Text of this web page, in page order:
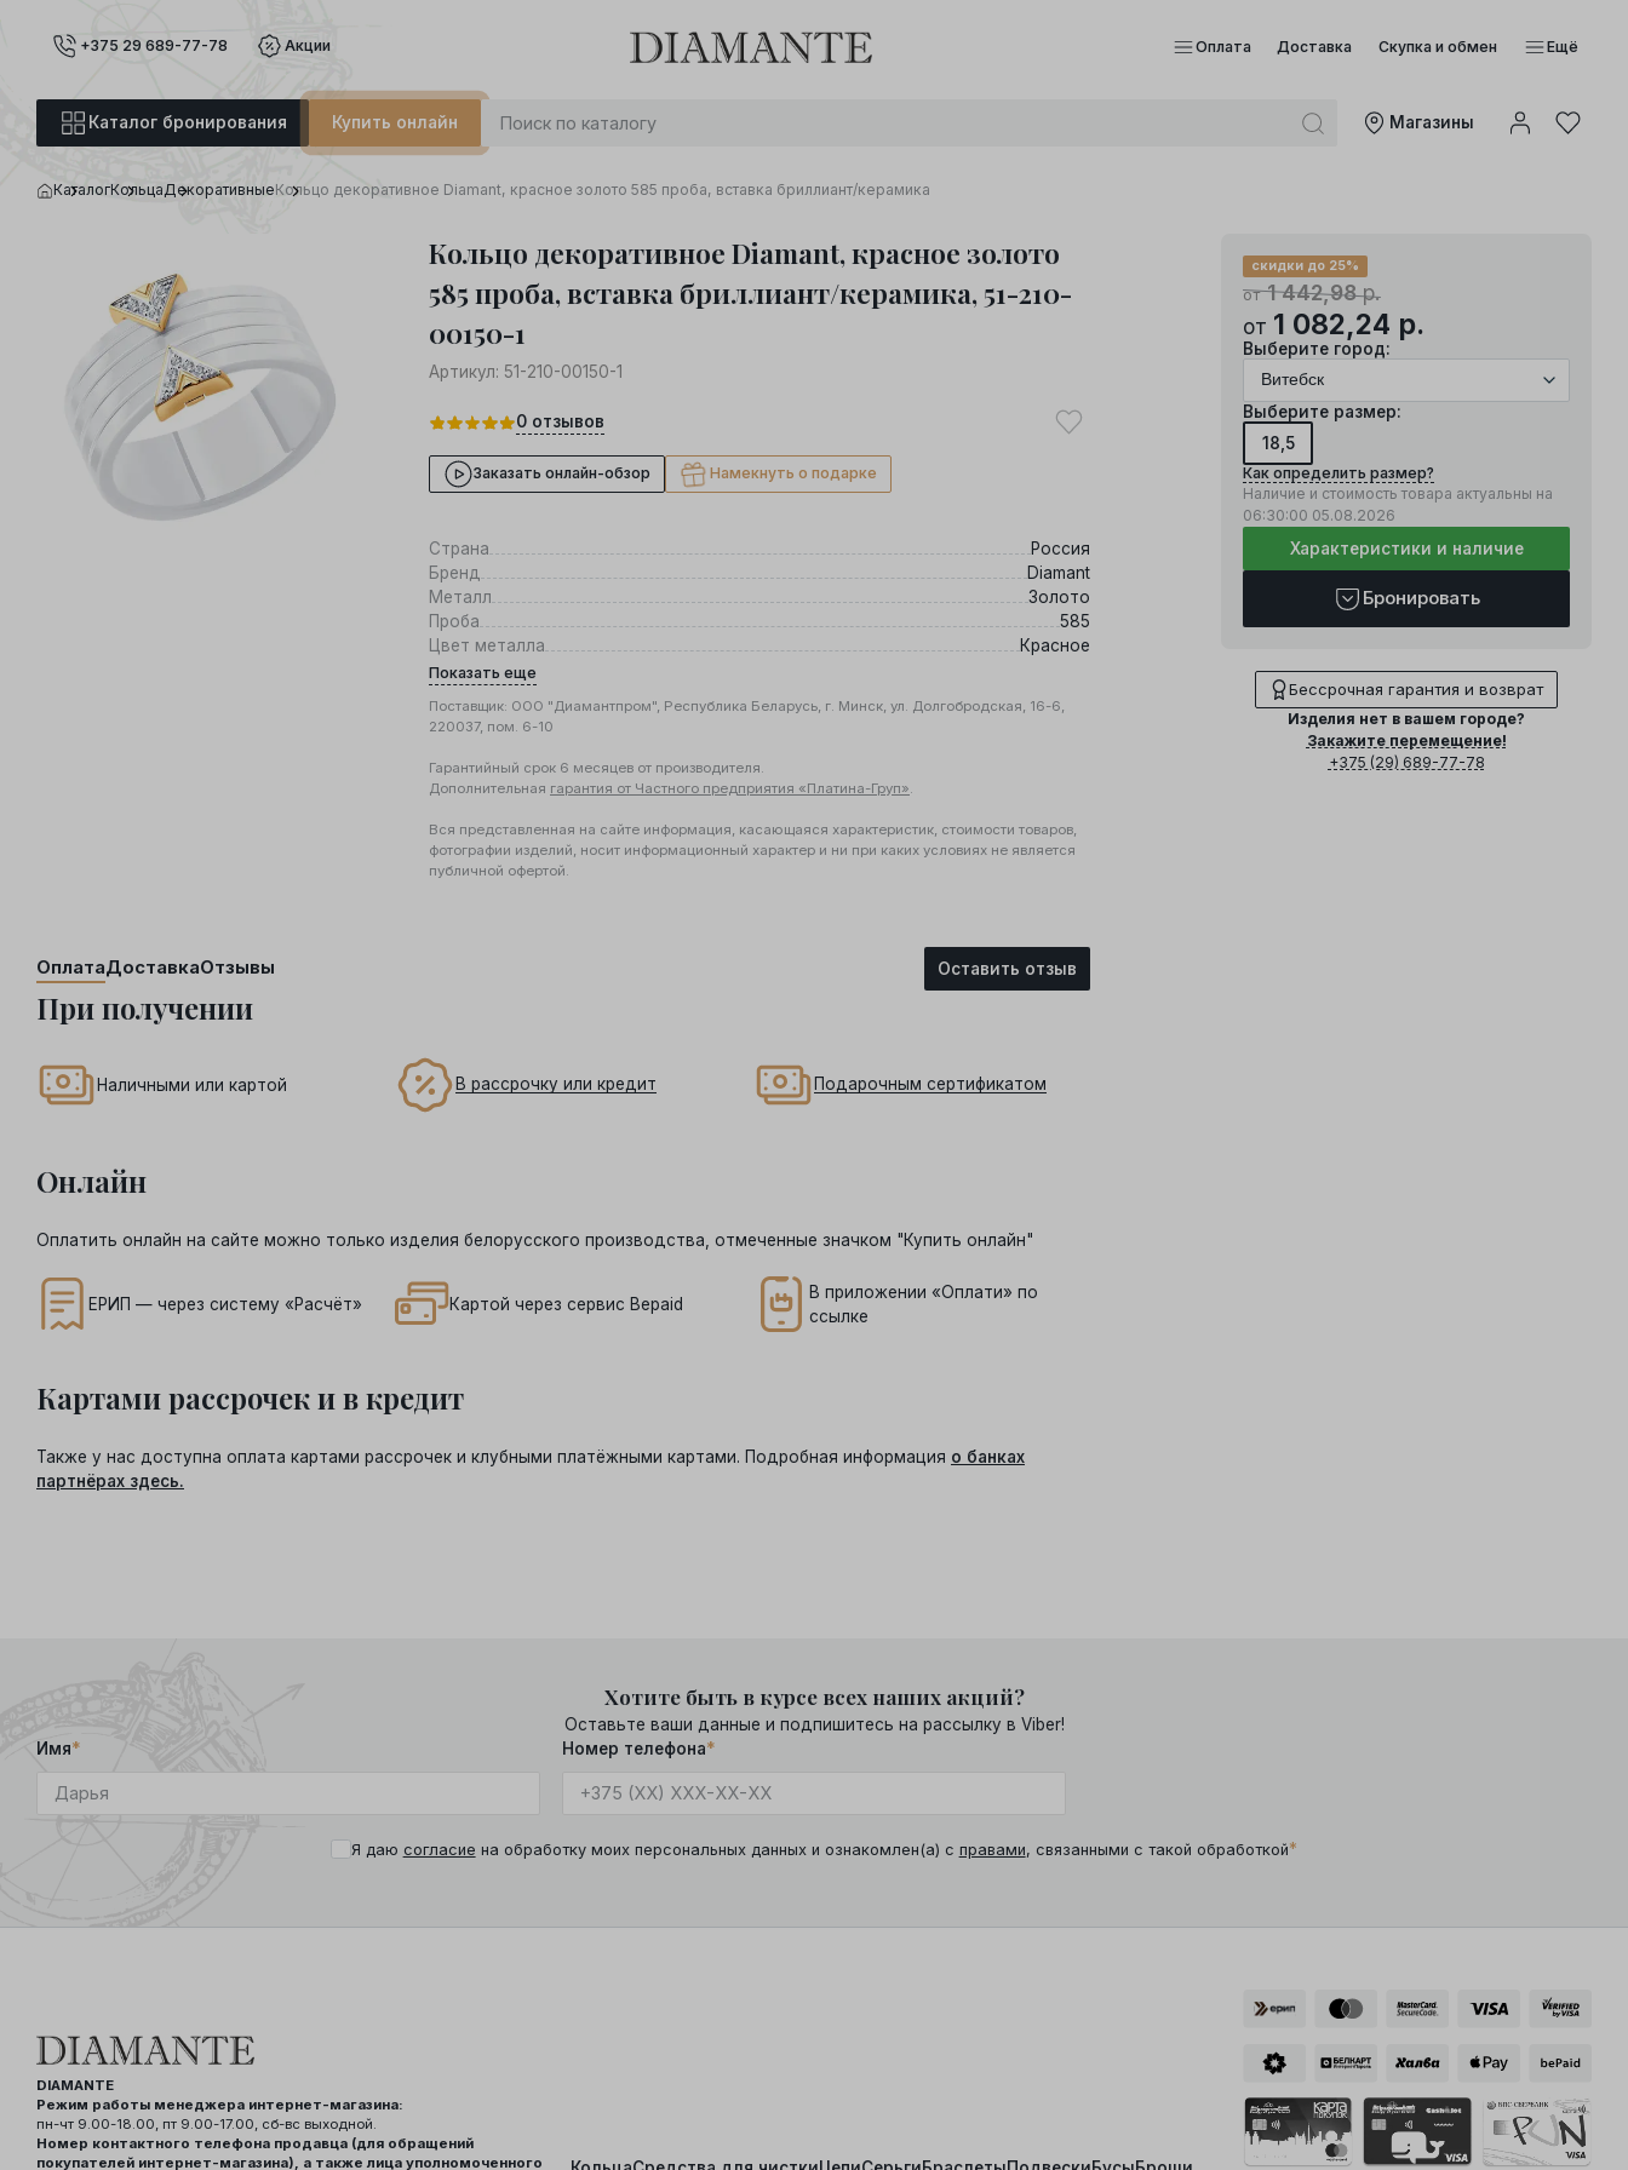
+375 29 689-77-78 Акции Оплата Доставка Скупка и обмен Ещё
Каталог бронирования Купить онлайн Mагазины
0 : 0 0
КаталогКольцаДекоративныеКольцо декоративное Diamant, красное золото 585 проба, вставка бриллиант/керамика
Кольцо декоративное Diamant, красное золото
585 проба, вставка бриллиант/керамика, 51-210-
00150-1
Артикул: 51-210-00150-1
0 отзывов
Заказать онлайн-обзор Намекнуть о подарке
от1 442,98р.
скидки до 25%
от 1 082,24 р.
Выберите город:
Выберите размер:
18,5
Как определить размер?
Наличие и стоимость товара актуальны на
06:30:00 05.08.2026
Характеристики и наличие
Бронировать
Бессрочная гарантия и возврат
Изделия нет в вашем городе?
Закажите перемещение!
+375 (29) 689-77-78
Страна
Россия
Бренд
Diamant
Металл
Золото
Проба
585
Цвет металла
Красное
Показать еще
Поставщик: ООО "Диамантпром", Республика Беларусь, г. Минск, ул. Долгобродская, 16-6,
220037, пом. 6-10
Гарантийный срок 6 месяцев от производителя.
Дополнительная гарантия от Частного предприятия «Платина-Груп».
Вся представленная на сайте информация, касающаяся характеристик, стоимости товаров,
фотографии изделий, носит информационный характер и ни при каких условиях не является
публичной офертой.
Оплата
При получении
Наличными или картой В рассрочку или кредит Подарочным сертификатом
Онлайн
Оплатить онлайн на сайте можно только изделия белорусского производства, отмеченные значком "Купить онлайн"
ЕРИП — через систему «Расчёт» Картой через сервис Bepaid
В приложении «Оплати» по
ссылке
Картами рассрочек и в кредит
Также у нас доступна оплата картами рассрочек и клубными платёжными картами. Подробная информация о банках
партнёрах здесь.
ДоставкаОтзывы Оставить отзыв
Хотите быть в курсе всех наших акций?
Оставьте ваши данные и подпишитесь на рассылку в Viber!
Имя* Номер телефона*
Я даю согласие на обработку моих персональных данных и ознакомлен(а) с правами, связанными с такой обработкой*
DIAMANTE
Режим работы менеджера интернет-магазина:
пн-чт 9.00-18.00, пт 9.00-17.00, сб-вс выходной.
Номер контактного телефона продавца (для обращений
покупателей интернет-магазина), а также лица уполномоченного